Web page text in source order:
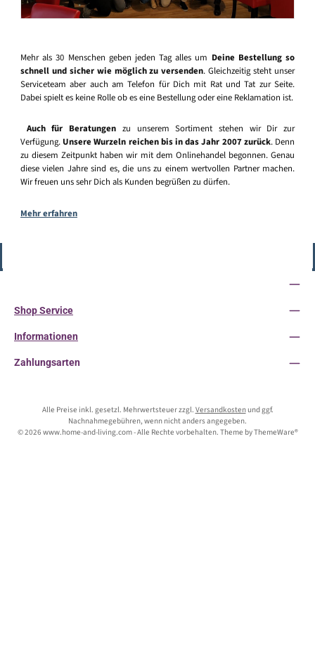
Mehr als 30 Menschen geben jeden Tag alles um Deine Bestellung so
schnell und sicher wie möglich zu versenden. Gleichzeitig steht unser
Serviceteam aber auch am Telefon für Dich mit Rat und Tat zur Seite.
Dabei spielt es keine Rolle ob es eine Bestellung oder eine Reklamation ist.
Auch für Beratungen zu unserem Sortiment stehen wir Dir zur
Verfügung. Unsere Wurzeln reichen bis in das Jahr 2007 zurück. Denn
zu diesem Zeitpunkt haben wir mit dem Onlinehandel begonnen. Genau
diese vielen Jahre sind es, die uns zu einem wertvollen Partner machen.
Wir freuen uns sehr Dich als Kunden begrüßen zu dürfen.
Mehr erfahren
Shop Service
Informationen
Zahlungsarten
Alle Preise inkl. gesetzl. Mehrwertsteuer zzgl. Versandkostenund ggf.
Nachnahmegebühren, wenn nicht anders angegeben.
© 2026 www.home-and-living.com - Alle Rechte vorbehalten. Theme byThemeWare®